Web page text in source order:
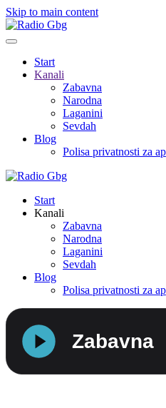
Skip to main content
Start
Kanali
Zabavna
Narodna
Laganini
Sevdah
Blog
Polisa privatnosti za
Start
Kanali
Zabavna
Narodna
Laganini
Sevdah
Blog
Polisa privatnosti za